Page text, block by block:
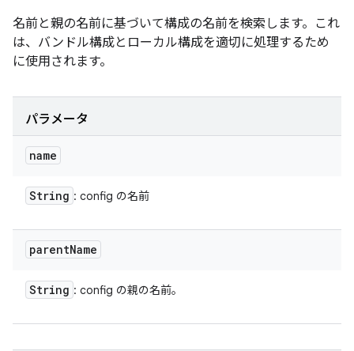
名前と親の名前に基づいて構成の名前を検索します。これ
は、バンドル構成とローカル構成を適切に処理するため
に使用されます。
パラメータ
name
String : config の名前
parentName
String : config の親の名前。